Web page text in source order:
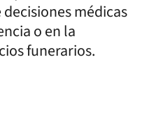
médicas
o en la
funerarios.